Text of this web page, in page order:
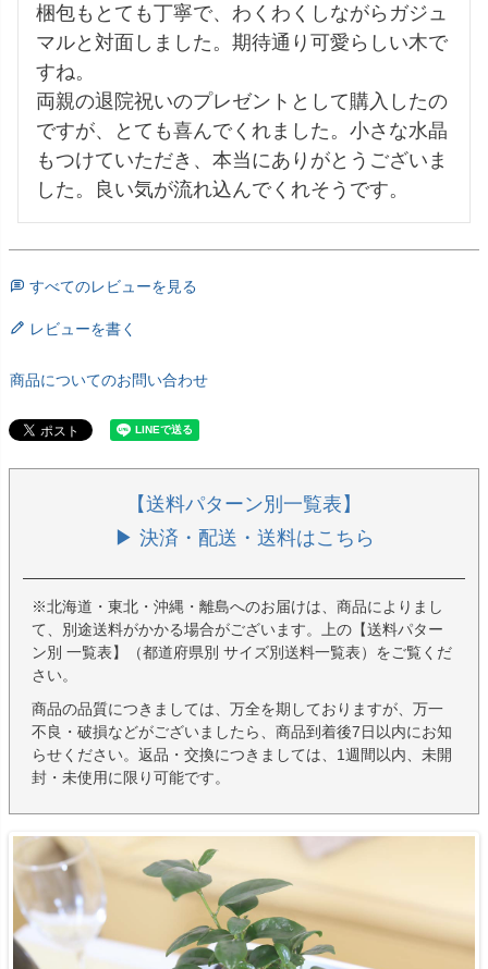
梱包もとても丁寧で、わくわくしながらガジュ
マルと対面しました。期待通り可愛らしい木で
すね。
両親の退院祝いのプレゼントとして購入したの
ですが、とても喜んでくれました。小さな水晶
もつけていただき、本当にありがとうございま
した。良い気が流れ込んでくれそうです。
すべてのレビューを見る
レビューを書く
商品についてのお問い合わせ
【送料パターン別一覧表】
▶ 決済・配送・送料はこちら
※北海道・東北・沖縄・離島へのお届けは、商品によりまし
て、別途送料がかかる場合がございます。上の【送料パター
ン別 一覧表】（都道府県別 サイズ別送料一覧表）をご覧くだ
さい。
商品の品質につきましては、万全を期しておりますが、万一
不良・破損などがございましたら、商品到着後7日以内にお知
らせください。返品・交換につきましては、1週間以内、未開
封・未使用に限り可能です。